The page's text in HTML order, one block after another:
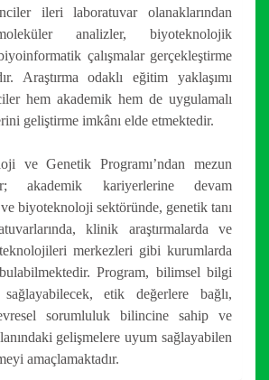
ileri laboratuvar olanaklarından
analizler, biyoteknolojik
çalışmalar gerçekleştirme
Araştırma odaklı eğitim yaklaşımı
hem akademik hem de uygulamalı
geliştirme imkânı elde etmektedir.
ve Genetik Programı’ndan mezun
akademik kariyerlerine devam
biyoteknoloji sektöründe, genetik tanı
klinik araştırmalarda ve
teknolojileri merkezleri gibi kurumlarda
bulabilmektedir. Program, bilimsel bilgi
etik değerlere bağlı,
sorumluluk bilincine sahip ve
gelişmelere uyum sağlayabilen
amaçlamaktadır.